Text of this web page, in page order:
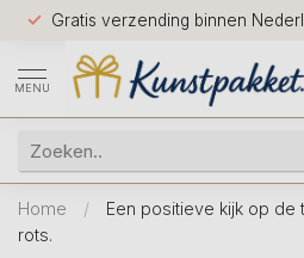
Gratis verzending binnen
MENU
Home /
Een positieve kijk op
rots.